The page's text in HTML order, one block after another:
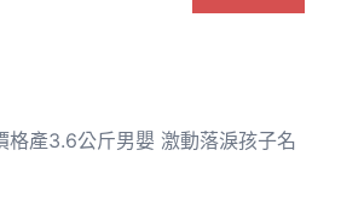
格產3.6公斤男嬰 激動落淚孩子名